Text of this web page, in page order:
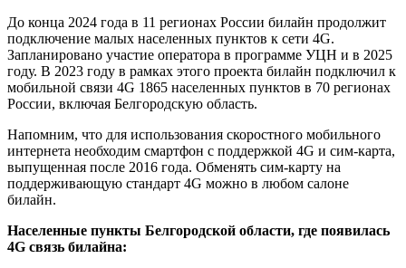
До конца 2024 года в 11 регионах России билайн продолжит
подключение малых населенных пунктов к сети 4G.
Запланировано участие оператора в программе УЦН и в 2025
году. В 2023 году в рамках этого проекта билайн подключил к
мобильной связи 4G 1865 населенных пунктов в 70 регионах
России, включая Белгородскую область.
Напомним, что для использования скоростного мобильного
интернета необходим смартфон с поддержкой 4G и сим-карта,
выпущенная после 2016 года. Обменять сим-карту на
поддерживающую стандарт 4G можно в любом салоне
билайн.
Населенные пункты Белгородской области, где появилась
4G связь билайна: